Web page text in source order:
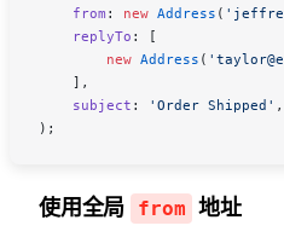
    from
: new Address (
    replyTo
:
[
        new
Address (
    ],
    subject
: 'Order Shipped' ,
);
使用全局 from 地址